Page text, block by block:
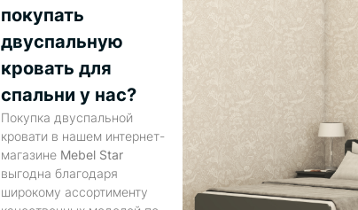
покупать
двуспальную
кровать для
спальни у нас?
Покупка двуспальной
кровати в нашем интернет-
магазине Mebel Star
выгодна благодаря
широкому ассортименту